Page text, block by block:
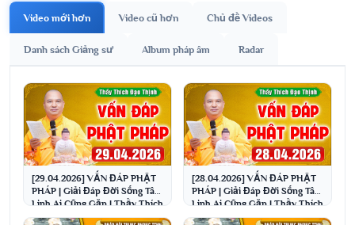
Video mới hơn Video cũ hơn Chủ đề Videos
Danh sách Giảng sư Album pháp âm Radar
[29.04.2026] VẤN ĐÁP PHẬT
PHÁP | Giải Đáp Đời Sống Tâm
Linh Ai Cũng Gặp | Thầy Thích
Đạo Thịnh
[28.04.2026] VẤN ĐÁP PHẬT
PHÁP | Giải Đáp Đời Sống Tâm
Linh Ai Cũng Gặp | Thầy Thích
Đạo Thịnh